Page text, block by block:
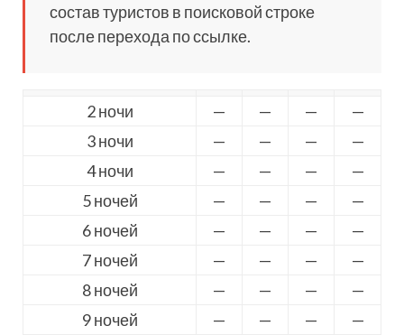
состав туристов в поисковой строке
после перехода по ссылке.
2 ночи — — —
—
3 ночи
— — —
—
4 ночи
— — —
—
5 ночей
— — —
—
6 ночей
— — —
—
7 ночей
— — —
—
8 ночей
— — —
—
9 ночей
— — —
—